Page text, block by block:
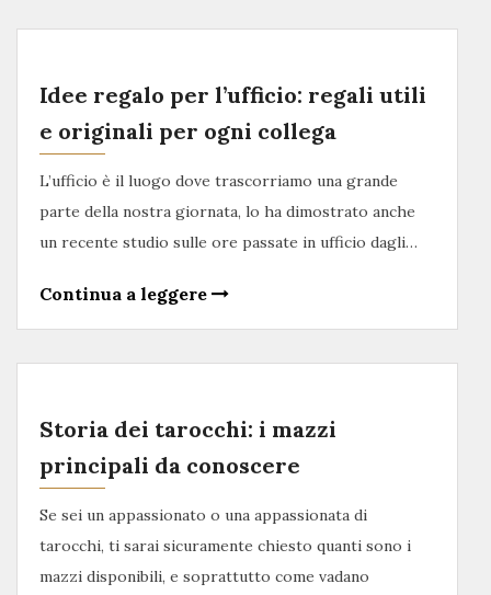
Idee regalo per l’ufficio: regali utili
e originali per ogni collega
L’ufficio è il luogo dove trascorriamo una grande
parte della nostra giornata, lo ha dimostrato anche
un recente studio sulle ore passate in ufficio dagli…
Continua a leggere
Storia dei tarocchi: i mazzi
principali da conoscere
Se sei un appassionato o una appassionata di
tarocchi, ti sarai sicuramente chiesto quanti sono i
mazzi disponibili, e soprattutto come vadano